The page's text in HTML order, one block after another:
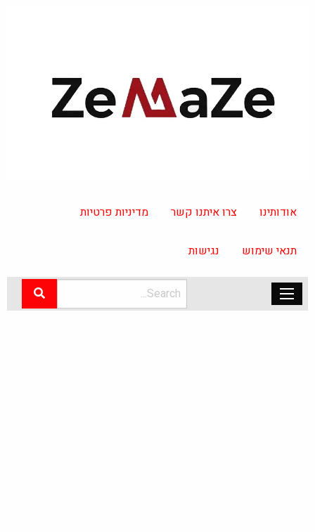
אודותינו צרו איתנו קשר מדיניות פרטיות
תנאי שימוש נגישות